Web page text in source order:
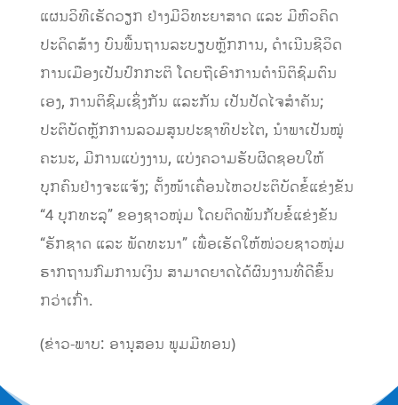
ແຜນ​ວິທີ​ເຮັດ​ວຽກ ຢ່າງ​ມີ​ວິທະຍາສາດ ​ແລະ ມີ​ຫົວຄິດ​
ປະດິດ​ສ້າງ ບົນ​ພື້ນຖານ​ລະບຽບຫຼັກການ, ດໍາ​ເນີນ​ຊີວິດ​
ການ​ເມືອງ​ເປັນປົກກະຕິ ​ໂດຍ​ຖື​ເອົາ​ການ​ຕໍານິຕິ​ຊົມຕົນ​
ເອງ, ການ​ຕິ​ຊົມ​ເຊິ່ງກັນ ​ແລະກັນ ​ເປັນ​ປັດ​ໄຈ​ສໍາຄັນ;
ປະຕິບັດຫຼັກການ​ລວມສູນ​ປະຊາທິປະ​ໄຕ, ນໍາພາ​ເປັນ​ໝູ່​
ຄະນະ, ມີ​ການ​ແບ່ງ​ງານ, ​ແບ່ງ​ຄວາມ​ຮັບຜິດຊອບ​ໃຫ້
ບຸກຄົນ​ຢ່າງ​ຈະ​ແຈ້ງ; ​ຕັ້ງໜ້າ​ເຄື່ອນ​ໄຫວ​ປະຕິບັດຂໍ້​ແຂ່ງຂັນ
“4 ບຸກທະລຸ” ຂອງຊາວໜຸ່ມ​ ໂດຍ​ຕິດ​ພັນ​ກັບຂໍ້​ແຂ່ງຂັນ
“ຮັກ​ຊາດ ​ແລະ ພັດທະນາ” ​ເພື່ອ​ເຮັດ​ໃຫ້​ໜ່ວຍ​ຊາວໜຸ່ມ​
ຮາກ​ຖານກົມການເງິນ ສາມາດ​ຍາດ​ໄດ້ຜົນ​ງານ​ທີ່​ດີຂຶ້ນ​
ກວ່າ​ເກົ່າ.
(ຂ່າວ-ພາບ: ອານຸສອນ ພູມມີທອນ)